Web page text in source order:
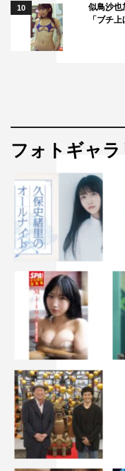
10
似鳥沙
「ブチ
フォトギャラ